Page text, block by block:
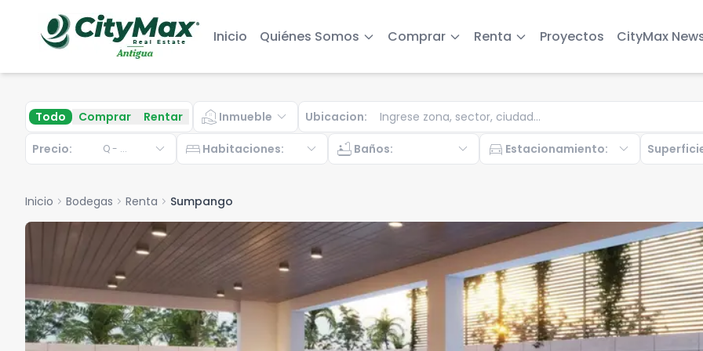
Inicio Quiénes Somos Comprar Renta Proyectos CityMax
Todo Comprar Rentar real_estate_agent Inmueble expand_more Ubicacion:
Precio: Q - ... expand_more bed Habitaciones: expand_more bathtub Baños: expand_more directions_car Estacionamiento: expand_more
Inicio chevron_right Bodegas chevron_right Renta chevron_right Sumpango